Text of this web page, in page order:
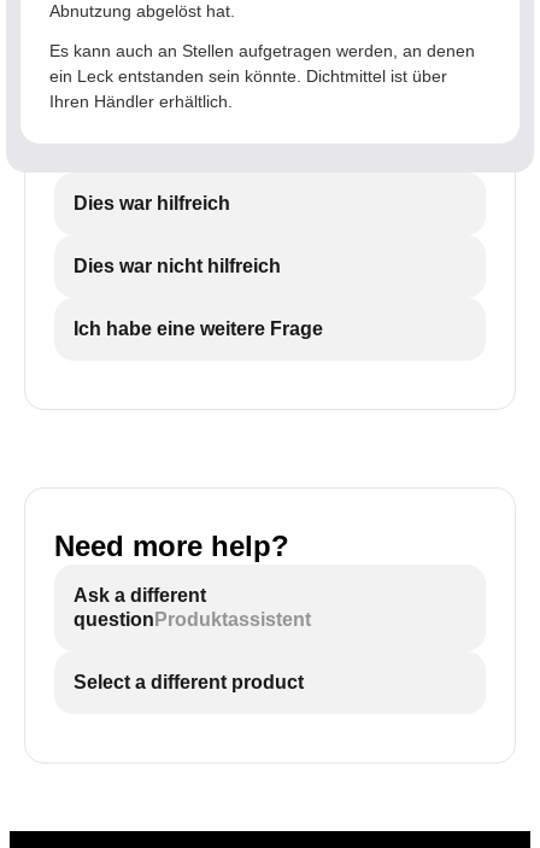
Abnutzung abgelöst hat.
Es kann auch an Stellen aufgetragen werden, an denen
ein Leck entstanden sein könnte. Dichtmittel ist über
Ihren Händler erhältlich.
Dies war hilfreich
Dies war nicht hilfreich
Ich habe eine weitere Frage
Need more help?
Ask a different
question Produktassistent
Select a different product